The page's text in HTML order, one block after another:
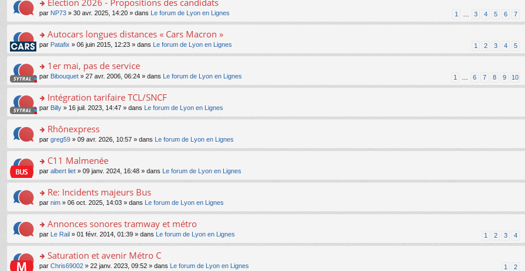
nt
ré
c
e
nt
le
pl
u
s
ré
c
e
nt
n
le
pl
u
s
ré
c
e
nt
a
g
e
n
n
le
pl
u
s
ré
c
e
nt
m
e
s
a
g
e
n
n
le
pl
u
s
ré
c
e
nt
ult
er
le
m
e
s
a
g
e
n
n
le
pl
u
s
ré
c
e
nt
o
n
s
ult
er
le
m
e
s
a
g
e
n
n
le
pl
u
s
ré
c
e
nt
Election 2026 - Propositions des candidats
1 … 3 4 5 6 7
par NP73 » 30 avr. 2025, 14:20 » dans Le forum de Lyon en Lignes
o
n
s
ult
er
le
m
e
s
a
g
e
n
n
le
pl
u
s
ré
c
e
nt
Autocars longues distances « Cars Macron »
1 2 3 4 5
par Patafix » 06 juin 2015, 12:23 » dans Le forum de Lyon en Lignes
o
n
s
ult
er
le
m
e
s
a
g
e
n
n
le
pl
u
s
ré
c
1er mai, pas de service
1 … 6 7 8 9 10
par Bibouquet » 27 avr. 2006, 06:24 » dans Le forum de Lyon en Lignes
o
n
s
ult
er
le
m
e
s
a
g
e
n
n
le
pl
Intégration tarifaire TCL/SNCF
par Billy » 16 juil. 2023, 14:47 » dans Le forum de Lyon en Lignes
o
n
s
ult
er
le
m
e
s
a
g
e
n
Rhônexpress
par greg59 » 09 avr. 2026, 10:57 » dans Le forum de Lyon en Lignes
o
n
s
ult
er
le
m
e
s
a
g
C11 Malmenée
par albert liet » 09 janv. 2024, 16:48 » dans Le forum de Lyon en Lignes
o
n
s
ult
er
le
m
e
Re: Incidents majeurs Bus
par nim » 06 oct. 2025, 14:03 » dans Le forum de Lyon en Lignes
o
n
s
ult
er
Annonces sonores tramway et métro
1 2 3 4
par Le Rail » 01 févr. 2014, 01:39 » dans Le forum de Lyon en Lignes
o
Saturation et avenir Métro C
1 2
par Chris69002 » 22 janv. 2023, 09:52 » dans Le forum de Lyon en Lignes